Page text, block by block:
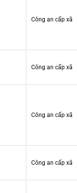
Công an cấp xã
Công an cấp xã
Công an cấp xã
Công an cấp xã